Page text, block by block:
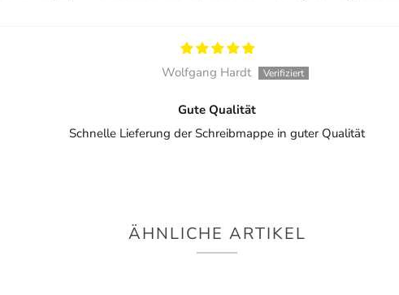
Wolfgang Hardt
Gute Qualität
Schnelle Lieferung der Schreibmappe in guter Qualität
ÄHNLICHE ARTIKEL